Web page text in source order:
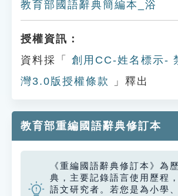
教育部國語辭典簡編本_浴
授權資訊：
資料採「
創用CC-姓名標示-
灣3.0版授權條款
」釋出
教育部重編國語辭典修訂本
《重編國語辭典修訂本》為
典，主要記錄語言使用歷程
語文研究者。若您是為小學